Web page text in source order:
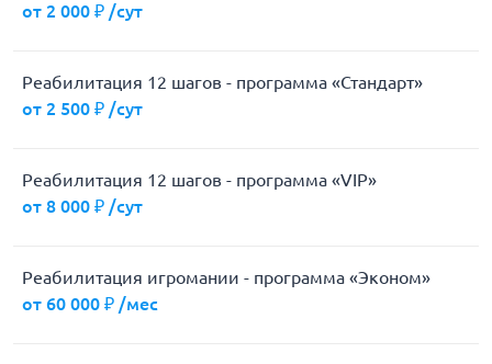
от 2 000 ₽ /сут
Реабилитация 12 шагов - программа «Стандарт»
от 2 500 ₽ /сут
Реабилитация 12 шагов - программа «VIP»
от 8 000 ₽ /сут
Реабилитация игромании - программа «Эконом»
от 60 000 ₽ /мес